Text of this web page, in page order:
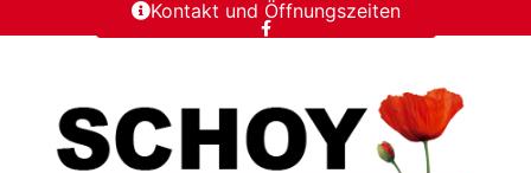
Kontakt und Öffnungszeiten